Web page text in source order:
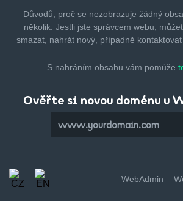
Důvodů, proč se nezobrazuje žádný
několik. Jestli jste správcem webu,
smazat, nahrát nový, případně kontaktovat
S nahráním obsahu vám pomůže
Ověřte si novou doménu u
WebAdmin